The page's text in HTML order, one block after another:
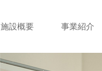
施設概要 事業紹介